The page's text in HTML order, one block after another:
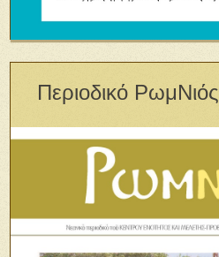
Περιοδικό ΡωμΝιός